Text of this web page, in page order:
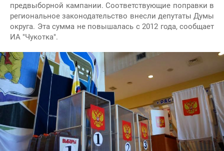
предвыборной кампании. Соответствующие поправки в
региональное законодательство внесли депутаты Думы
округа. Эта сумма не повышалась с 2012 года, сообщает
ИА "Чукотка".